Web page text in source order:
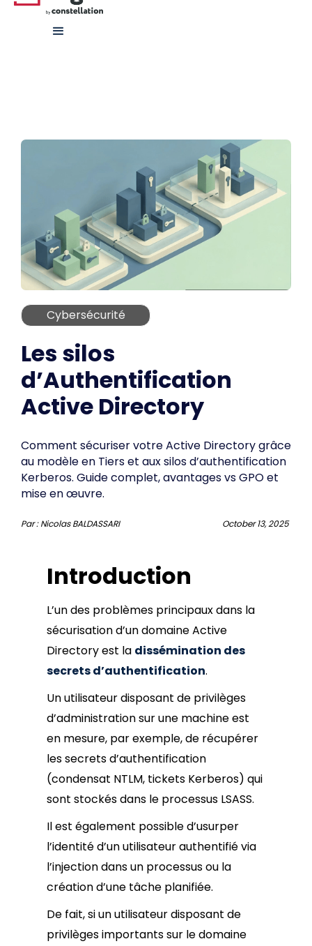
Cybersécurité
Les silos
d’Authentification
Active Directory
Comment sécuriser votre Active Directory grâce
au modèle en Tiers et aux silos d’authentification
Kerberos. Guide complet, avantages vs GPO et
mise en œuvre.
Par : Nicolas BALDASSARI October 13, 2025
Introduction
L’un des problèmes principaux dans la
sécurisation d’un domaine Active
Directory est la dissémination des
secrets d’authentification.
Un utilisateur disposant de privilèges
d’administration sur une machine est
en mesure, par exemple, de récupérer
les secrets d’authentification
(condensat NTLM, tickets Kerberos) qui
sont stockés dans le processus LSASS.
Il est également possible d’usurper
l’identité d’un utilisateur authentifié via
l’injection dans un processus ou la
création d’une tâche planifiée.
De fait, si un utilisateur disposant de
privilèges importants sur le domaine